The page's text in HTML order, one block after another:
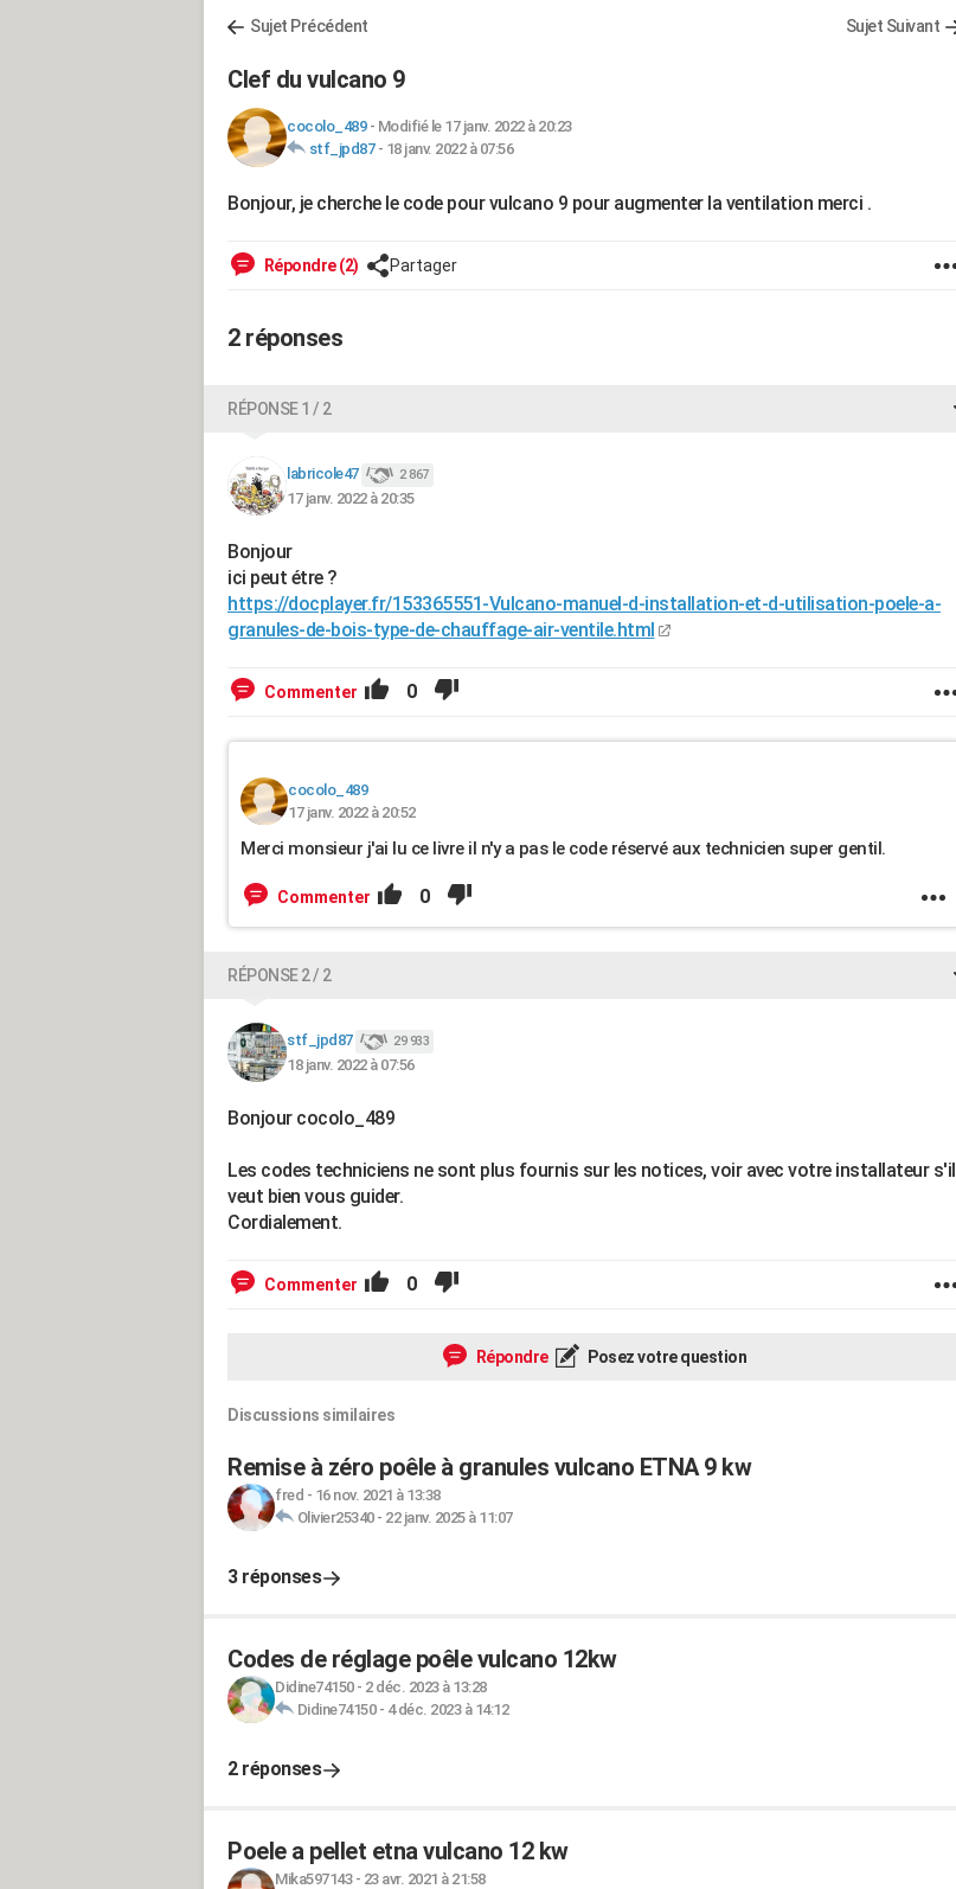
Sujet Précédent Sujet Suivant
Clef du vulcano 9
cocolo_489- Modifié le 17 janv. 2022 à 20:23
stf_jpd87- 18 janv. 2022 à 07:56
Bonjour, je cherche le code pour vulcano 9 pour augmenter la ventilation merci .
Répondre (2) Partager
2 réponses
RÉPONSE 1 / 2
labricole47 2 867
17 janv. 2022 à 20:35
Bonjour
ici peut étre ?
https://docplayer.fr/153365551-Vulcano-manuel-d-installation-et-d-utilisation-poele-a-
granules-de-bois-type-de-chauffage-air-ventile.html
Commenter 0
cocolo_489
17 janv. 2022 à 20:52
Merci monsieur j'ai lu ce livre il n'y a pas le code réservé aux technicien super gentil.
Commenter 0
RÉPONSE 2 / 2
stf_jpd87 29 933
18 janv. 2022 à 07:56
Bonjour cocolo_489
Les codes techniciens ne sont plus fournis sur les notices, voir avec votre installateur s'il
veut bien vous guider.
Cordialement.
Commenter 0
Répondre Posez votre question
Discussions similaires
Remise à zéro poêle à granules vulcano ETNA 9 kw
fred - 16 nov. 2021 à 13:38
Olivier25340- 22 janv. 2025 à 11:07
3 réponses
Codes de réglage poêle vulcano 12kw
Didine74150- 2 déc. 2023 à 13:28
Didine74150- 4 déc. 2023 à 14:12
2 réponses
Poele a pellet etna vulcano 12 kw
Mika597143- 23 avr. 2021 à 21:58